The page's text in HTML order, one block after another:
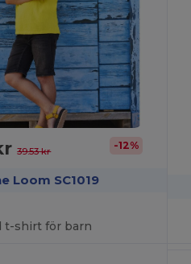
39.53 kr -12%
Loom SC1019
t-shirt för barn